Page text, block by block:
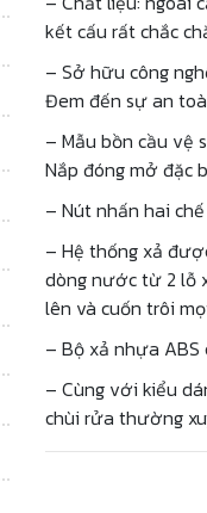
kết cấu rất chắc
– Sở hữu công
Đem đến sự an
– Mẫu bồn cầu vệ
Nắp đóng mở đặc
– Nút nhấn hai
– Hệ thống xả
dòng nước từ 2 lỗ
lên và cuốn trôi
– Bộ xả nhựa
– Cùng với kiểu
chùi rửa thường